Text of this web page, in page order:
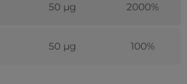
50 µg 2000%
50 µg 100%